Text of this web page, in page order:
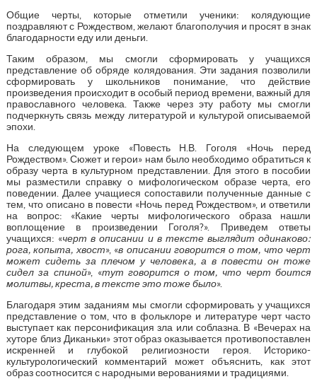
Общие черты, которые отметили ученики: колядующие
поздравляют с Рождеством, желают благополучия и просят в знак
благодарности еду или деньги.
Таким образом, мы смогли сформировать у учащихся
представление об обряде колядования. Эти задания позволили
сформировать у школьников понимание, что действие
произведения происходит в особый период времени, важный для
православного человека. Также через эту работу мы смогли
подчеркнуть связь между литературой и культурой описываемой
эпохи.
На следующем уроке «Повесть Н.В. Гоголя «Ночь перед
Рождеством». Сюжет и герои» нам было необходимо обратиться к
образу черта в культурном представлении. Для этого в пособии
мы разместили справку о мифологическом образе черта, его
поведении. Далее учащиеся сопоставили полученные данные с
тем, что описано в повести «Ночь перед Рождеством», и ответили
на вопрос: «Какие черты мифологического образа нашли
воплощение в произведении Гоголя?». Приведем ответы
учащихся: «черт в описании и в тексте выглядит одинаково:
рога, копыта, хвост», «в описании говорится о том, что черт
может сидеть за плечом у человека, а в повести он тоже
сидел за спиной», «тут говорится о том, что черт боится
молитвы, креста, в тексте это тоже было».
Благодаря этим заданиям мы смогли сформировать у учащихся
представление о том, что в фольклоре и литературе черт часто
выступает как персонификация зла или соблазна. В «Вечерах на
хуторе близ Диканьки» этот образ оказывается противопоставлен
искренней и глубокой религиозности героя. Историко-
культурологический комментарий может объяснить, как этот
образ соотносится с народными верованиями и традициями.